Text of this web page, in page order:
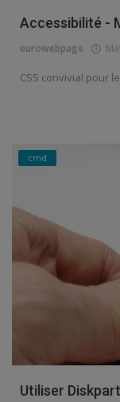
Accessibilité -
eurowebpage
CSS convivial pour
cmd
Utiliser